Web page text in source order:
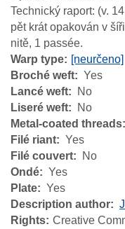
Technický raport: (v.
pět krát opakován v
nitě, 1 passée.
Warp type
[neurčeno]
Broché weft
Yes
Lancé weft
No
Liseré weft
No
Metal-coated threads
Filé riant
Yes
Filé couvert
No
Ondé
Yes
Plate
Yes
Description author
Rights Creative